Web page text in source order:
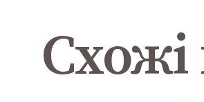
Схожі